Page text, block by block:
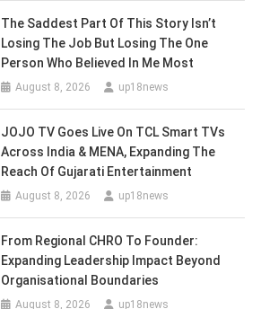
The Saddest Part Of This Story Isn’t
Losing The Job But Losing The One
Person Who Believed In Me Most
August 8, 2026 up18news
JOJO TV Goes Live On TCL Smart TVs
Across India & MENA, Expanding The
Reach Of Gujarati Entertainment
August 8, 2026 up18news
From Regional CHRO To Founder:
Expanding Leadership Impact Beyond
Organisational Boundaries
August 8, 2026 up18news